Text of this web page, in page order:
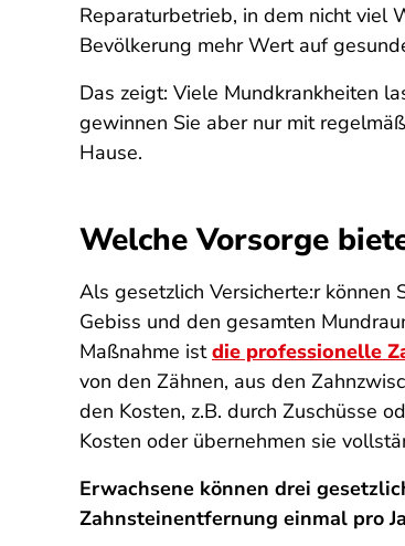
Reparaturbetrieb, in dem nicht viel
Bevölkerung mehr Wert auf
Das zeigt: Viele Mundkrankheiten
gewinnen Sie aber nur mit
Hause.
Welche Vorsorge
Als gesetzlich Versicherte:r können
Gebiss und den gesamten
Maßnahme istdie professionelle
von den Zähnen, aus den
den Kosten, z.B. durch Zuschüsse
Kosten oder übernehmen sie
Erwachsene können drei
Zahnsteinentfernung einmal pro